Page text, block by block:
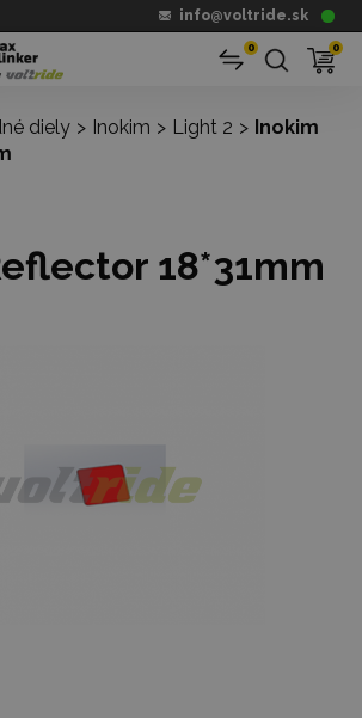
info@voltride.sk
0 0
diely > Inokim > Light 2 > Inokim
18*31mm